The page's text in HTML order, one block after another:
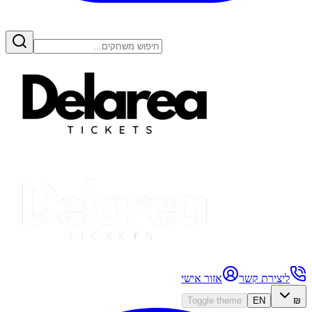
ליצירת קשר אזור אישי
₪
EN
Toggle theme